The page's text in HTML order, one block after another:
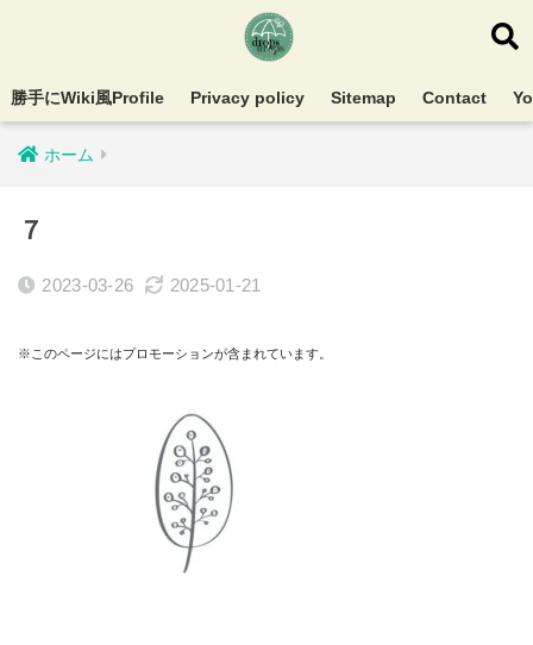
勝手にWiki風Profile Privacy policy Sitemap Contact
ホーム
７
2023-03-26 2025-01-21
※このページにはプロモーションが含まれています。